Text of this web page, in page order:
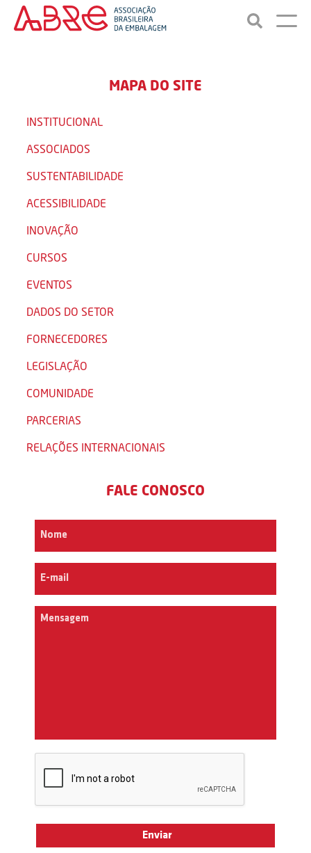
MAPA DO SITE
INSTITUCIONAL
ASSOCIADOS
SUSTENTABILIDADE
ACESSIBILIDADE
INOVAÇÃO
CURSOS
EVENTOS
DADOS DO SETOR
FORNECEDORES
LEGISLAÇÃO
COMUNIDADE
PARCERIAS
RELAÇÕES INTERNACIONAIS
FALE CONOSCO